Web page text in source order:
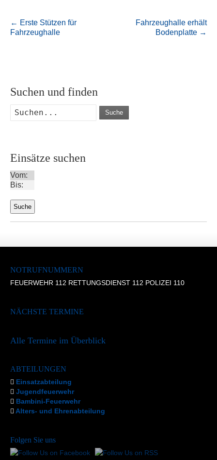
← Erste Stützen für
Fahrzeughalle
Fahrzeughalle erhält
Bodenplatte →
Suchen und finden
Suche
Einsätze suchen
Vom:
Bis:
NOTRUFNUMMERN
FEUERWEHR 112 RETTUNGSDIENST 112 POLIZEI 110
NÄCHSTE TERMINE
Alle Termine im Überblick
ABTEILUNGEN
Einsatzabteilung
Jugendfeuerwehr
Bambini-Feuerwehr
Alters- und Ehrenabteilung
Folgen Sie uns